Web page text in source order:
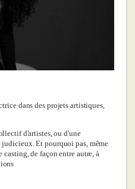
dans des projets artistiques,
d'artistes, ou d'une
Et pourquoi pas, même
de façon entre autre, à